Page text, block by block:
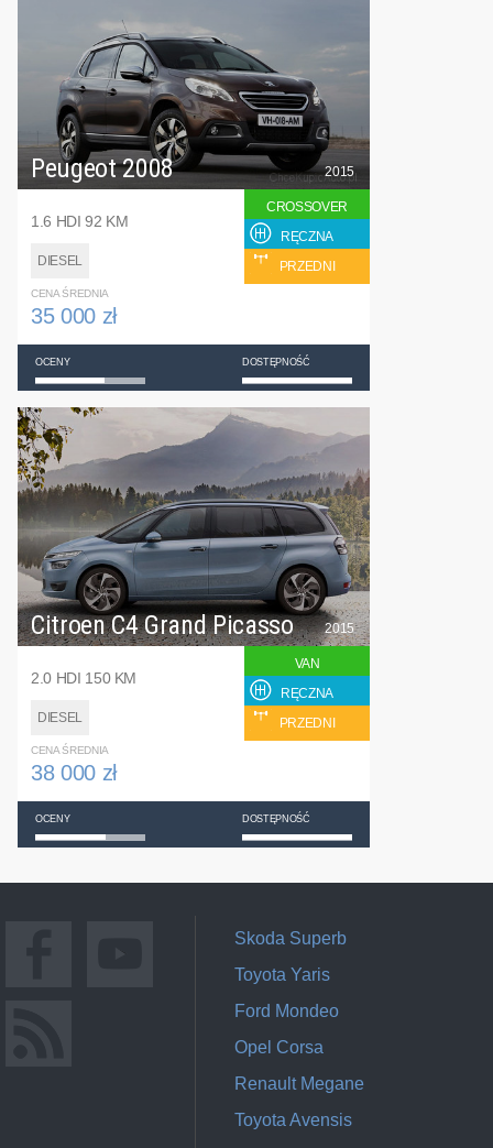
Peugeot 2008
1.6 HDI 92 KM
DIESEL
2015
CROSSOVER
RĘCZNA
PRZEDNI
CENA ŚREDNIA
35 000 zł
OCENY DOSTĘPNOŚĆ
Citroen C4 Grand Picasso
2.0 HDI 150 KM
DIESEL
2015
VAN
RĘCZNA
PRZEDNI
CENA ŚREDNIA
38 000 zł
OCENY DOSTĘPNOŚĆ
Skoda Superb
Toyota Yaris
Ford Mondeo
Opel Corsa
Renault Megane
Toyota Avensis